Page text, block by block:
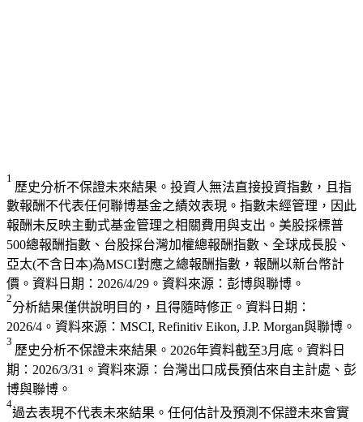
1
歷史分析不保證未來結果。投資人無法直接投資指數，且指
數報酬不代表任何聯博基金之績效表現。指數未經管理，因此
報酬未反映主動式基金管理之相關費用與支出。 美股採標普
500總報酬指數、台股採台灣加權總報酬指數、全球成長股、
亞太(不含日本)為MSCI對應之總報酬指數，報酬以新台幣計
價。資料日期：2026/4/29。資料來源：彭博與聯博。
2
分析結果僅供說明目的，且得隨時修正。 資料日期：
2026/4。資料來源：MSCI, Refinitiv Eikon, J.P. Morgan與聯博。
3
歷史分析不保證未來結果。 2026年資料截至3月底。資料日
期：2026/3/31。資料來源：台灣出口成長預估來自主計處、彭
博與聯博。
4
過去表現不代表未來結果。任何估計及預測不保證未來會實